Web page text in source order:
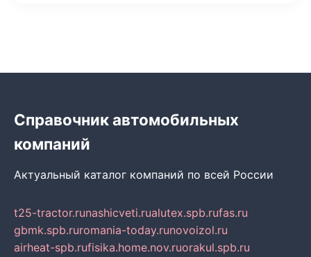
Справочник автомобильных
компаний
Актуальный каталог компаний по всей России
t25-tractor.runashicveti.rualutex.spb.rufas.ru
gbmk.spb.ruromania-today.runovoizol.ru
airheat-spb.rufisika.home.nov.ruorakul.spb.ru